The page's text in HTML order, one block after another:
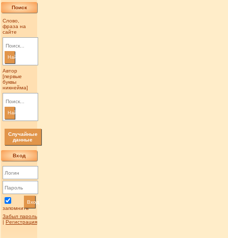
Поиск
Слово,
фраза на
сайте
Найти
Автор
[первые
буквы
никнейма]
Найти
Случайные
данные
Вход
запомнить
Вход
Забыл пароль
| Регистрация